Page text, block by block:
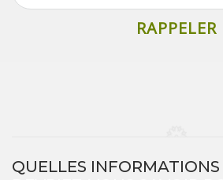
QUELLES INFORMATIONS